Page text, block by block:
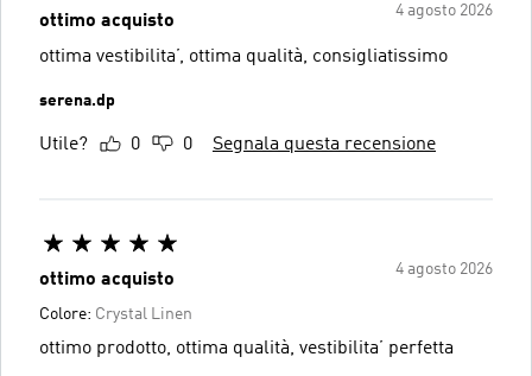
4 agosto 2026
ottimo acquisto
ottima vestibilita’, ottima qualità, consigliatissimo
serena.dp
Utile? 0 0 Segnala questa recensione
4 agosto 2026
ottimo acquisto
Colore: Crystal Linen
ottimo prodotto, ottima qualità, vestibilita’ perfetta